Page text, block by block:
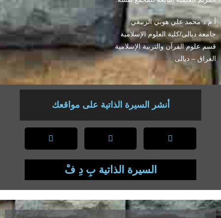
أ.م.د محمد علي هوبي الربيعي
جامعة ديالى/كلية العلوم الإسلامية
قسم علوم القرآن والتربية الإسلامية
العراق – ديالى
أنشر السيرة الذاتية على مواقعك
السيرة الذاتية بِ دِ فْ